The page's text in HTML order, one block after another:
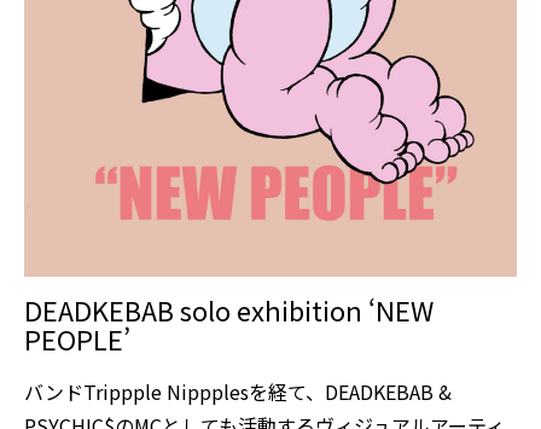
DEADKEBAB solo exhibition ‘NEW
PEOPLE’
バンドTrippple Nippplesを経て、DEADKEBAB &